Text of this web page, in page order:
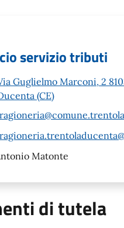
servizio tributi
Guglielmo Marconi, 2
(CE)
Matonte
di tutela